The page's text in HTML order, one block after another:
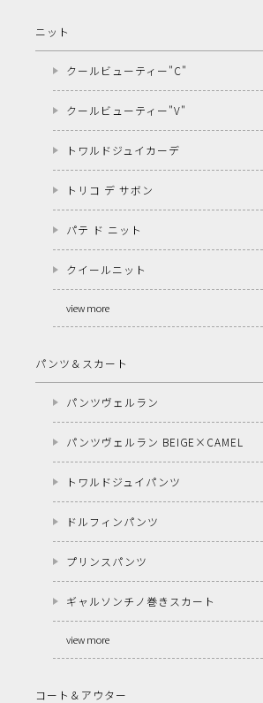
ニット
クールビューティー"C"
クールビューティー"V"
トワルドジュイカーデ
トリコ デ サボン
パテ ド ニット
クイールニット
view more
パンツ＆スカート
パンツヴェルラン
パンツヴェルラン BEIGE×CAMEL
トワルドジュイパンツ
ドルフィンパンツ
プリンスパンツ
ギャルソンチノ巻きスカート
view more
コート＆アウター